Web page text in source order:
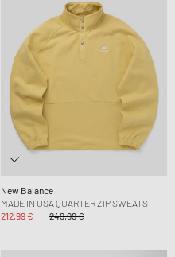
New Balance
MADE IN USA QUARTER ZIP SWEATS
212,99 €
249,99 €